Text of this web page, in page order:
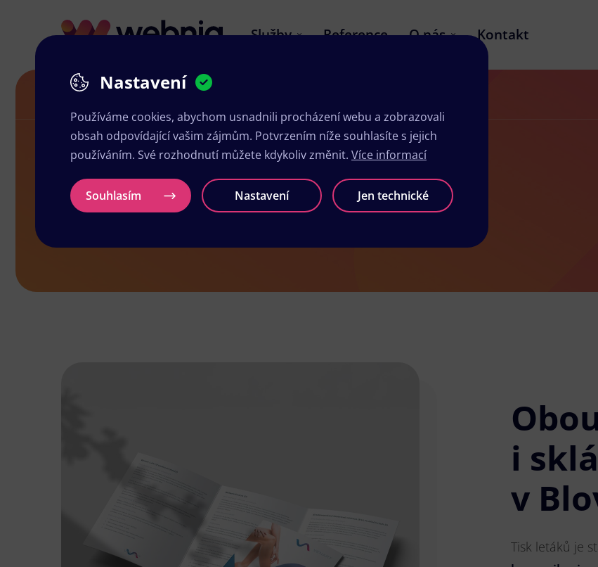
Služby Reference O nás Kontakt
Letáky v Blovicích
i
v
Tisk letáků je
Nastavení
Používáme cookies, abychom usnadnili procházení webu a zobrazovali
obsah odpovídající vašim zájmům. Potvrzením níže souhlasíte s jejich
používáním. Své rozhodnutí můžete kdykoliv změnit. Více informací
Souhlasím Nastavení Jen technické